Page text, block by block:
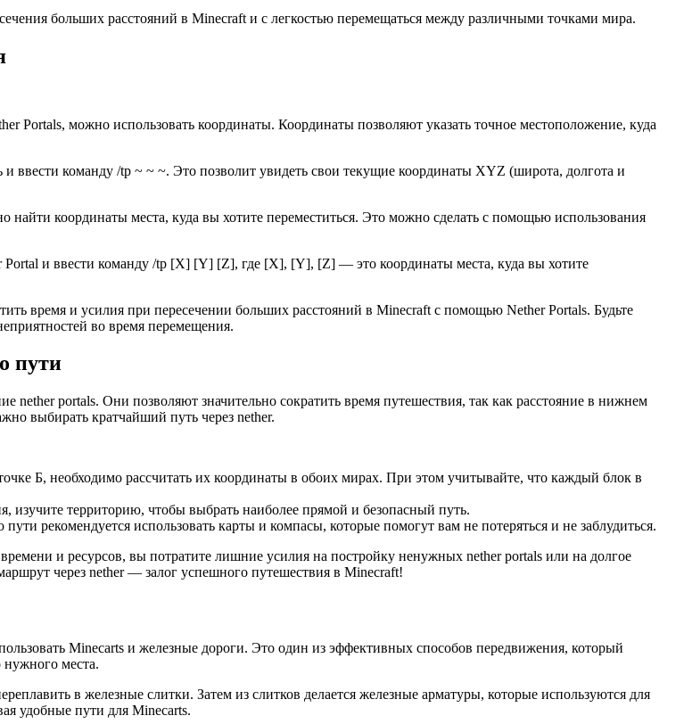
больших расстояний в Minecraft и с легкостью перемещаться между различными точками мира.
Portals, можно использовать координаты. Координаты позволяют указать точное местоположение, куда
ввести команду /tp ~ ~ ~. Это позволит увидеть свои текущие координаты XYZ (широта, долгота и
координаты места, куда вы хотите переместиться. Это можно сделать с помощью использования
Portal и ввести команду /tp [X] [Y] [Z], где [X], [Y], [Z] — это координаты места, куда вы хотите
время и усилия при пересечении больших расстояний в Minecraft с помощью Nether Portals. Будьте
во время перемещения.
пути
portals. Они позволяют значительно сократить время путешествия, так как расстояние в нижнем
выбирать кратчайший путь через nether.
Б, необходимо рассчитать их координаты в обоих мирах. При этом учитывайте, что каждый блок в
изучите территорию, чтобы выбрать наиболее прямой и безопасный путь.
рекомендуется использовать карты и компасы, которые помогут вам не потеряться и не заблудиться.
и ресурсов, вы потратите лишние усилия на постройку ненужных nether portals или на долгое
через nether — залог успешного путешествия в Minecraft!
Minecarts и железные дороги. Это один из эффективных способов передвижения, который
нужного места.
в железные слитки. Затем из слитков делается железные арматуры, которые используются для
удобные пути для Minecarts.